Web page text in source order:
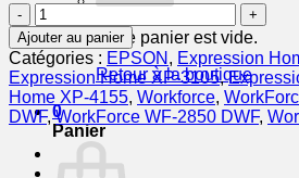
Votre panier est vide.
Retour à la boutique
0
Panier
quantité
de
EPSON
Cartouche
Etoile
de
Mer
603XL
Encre
Ajouter au panier
Catégories : EPSON , Expression
Expression Home XP-3105,
Home XP-4155, Workforce,
DWF,WorkForce WF-2850 DWF,